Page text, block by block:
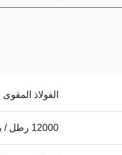
الفولاذ المقوى
12000 رطل / بوصة مربعة